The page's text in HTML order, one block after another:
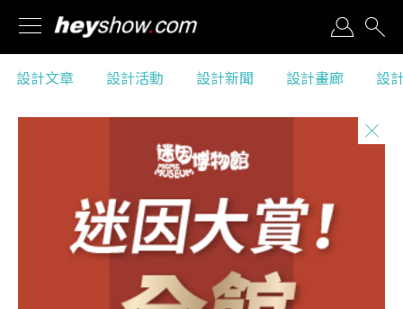
黑秀粉絲團
Facebook
設計文章 設計新聞
設計畫廊
設計工作
Jobs
設計文章 設計活動 設計新聞 設計畫廊 設